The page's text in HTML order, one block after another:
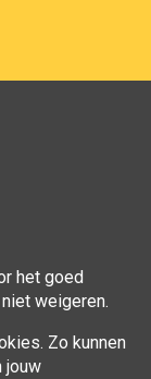
het goed
weigeren.
Zo kunnen
jouw